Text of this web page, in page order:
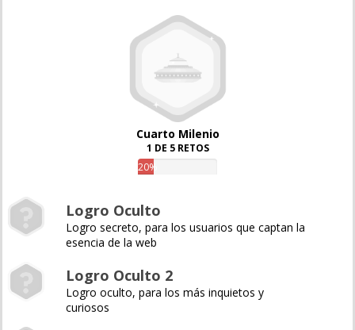
Cuarto Milenio
1 DE 5 RETOS
20%
Logro Oculto
Logro secreto, para los usuarios que captan la
esencia de la web
Logro Oculto 2
Logro oculto, para los más inquietos y
curiosos